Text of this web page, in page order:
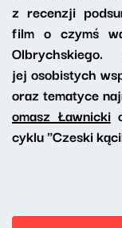
z recenzji
film o czymś
jej osobistych
oraz tematyce
omasz Ławnicki
cyklu "Czeski